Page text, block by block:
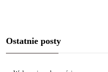
Ostatnie posty